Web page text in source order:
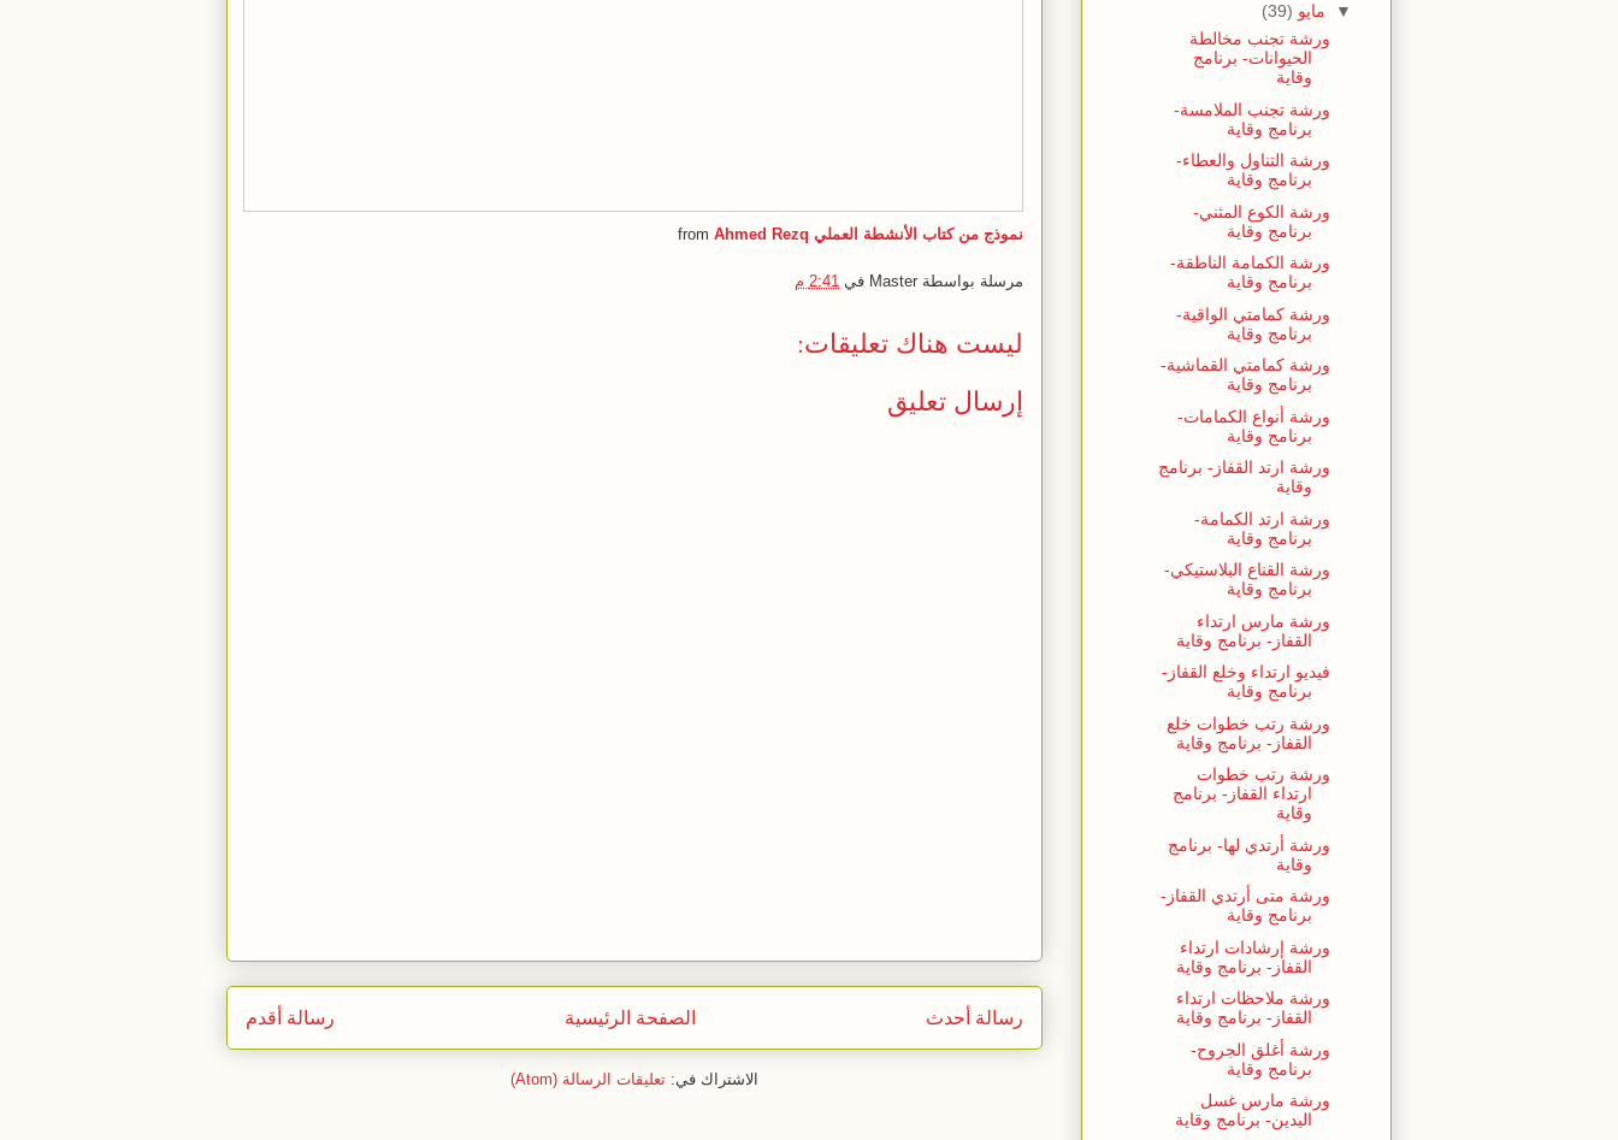
نموذج من كتاب الأنشطة العملي from Ahmed Rezq
مرسلة بواسطة Master في 2:41 م
ليست هناك تعليقات:
إرسال تعليق
رسالة أحدث رسالة أقدم الصفحة الرئيسية
الاشتراك في: تعليقات الرسالة (Atom)
▼ مايو (39)
ورشة تجنب مخالطة
الحيوانات- برنامج
وقاية
ورشة تجنب الملامسة-
برنامج وقاية
ورشة التناول والعطاء-
برنامج وقاية
ورشة الكوع المثني-
برنامج وقاية
ورشة الكمامة الناطقة-
برنامج وقاية
ورشة كمامتي الواقية-
برنامج وقاية
ورشة كمامتي القماشية-
برنامج وقاية
ورشة أنواع الكمامات-
برنامج وقاية
ورشة ارتد القفاز- برنامج
وقاية
ورشة ارتد الكمامة-
برنامج وقاية
ورشة القناع البلاستيكي-
برنامج وقاية
ورشة مارس ارتداء
القفاز- برنامج وقاية
فيديو ارتداء وخلع القفاز-
برنامج وقاية
ورشة رتب خطوات خلع
القفاز- برنامج وقاية
ورشة رتب خطوات
ارتداء القفاز- برنامج
وقاية
ورشة أرتدي لها- برنامج
وقاية
ورشة متى أرتدي القفاز-
برنامج وقاية
ورشة إرشادات ارتداء
القفاز- برنامج وقاية
ورشة ملاحظات ارتداء
القفاز- برنامج وقاية
ورشة أغلق الجروح-
برنامج وقاية
ورشة مارس غسل
اليدين- برنامج وقاية